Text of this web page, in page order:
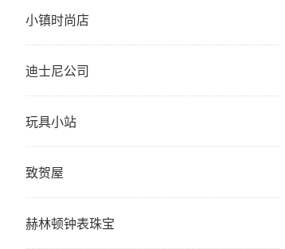
小镇时尚店
迪士尼公司
玩具小站
致贺屋
赫林顿钟表珠宝